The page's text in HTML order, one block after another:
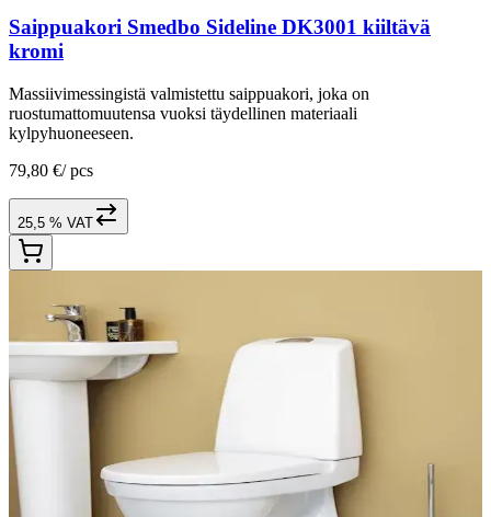
Saippuakori Smedbo Sideline DK3001 kiiltävä
kromi
Massiivimessingistä valmistettu saippuakori, joka on
ruostumattomuutensa vuoksi täydellinen materiaali
kylpyhuoneeseen.
79,80 €/ pcs
25,5 % VAT